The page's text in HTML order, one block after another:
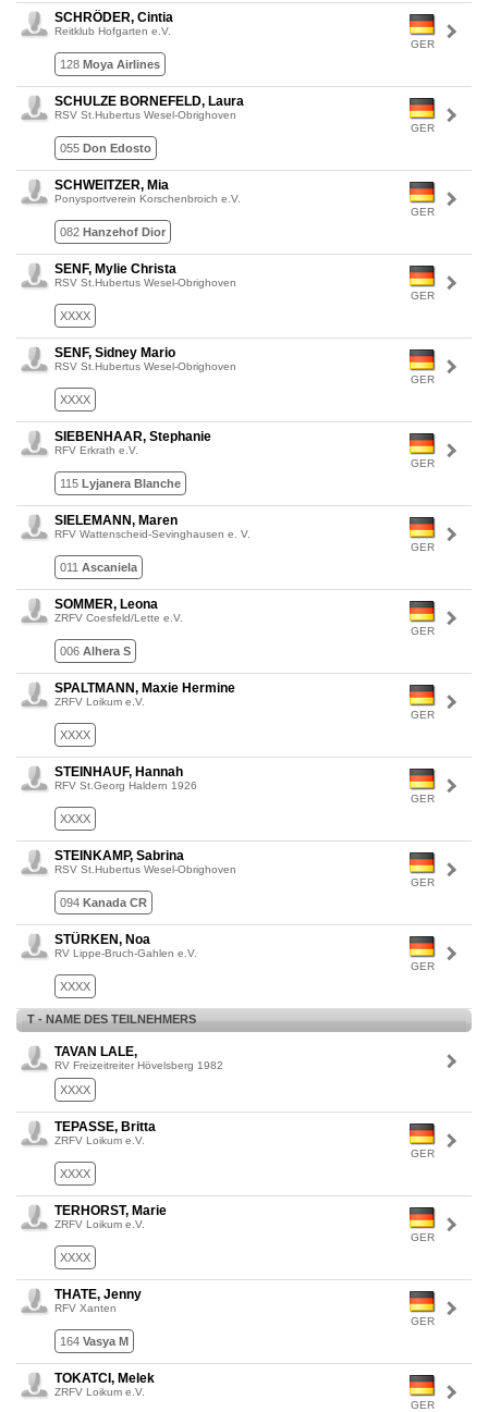
GER
SCHRÖDER, Cintia
Reitklub Hofgarten e.V.
128 Moya Airlines
GER
SCHULZE BORNEFELD, Laura
RSV St.Hubertus Wesel-Obrighoven
055 Don Edosto
GER
SCHWEITZER, Mia
Ponysportverein Korschenbroich e.V.
082 Hanzehof Dior
GER
SENF, Mylie Christa
RSV St.Hubertus Wesel-Obrighoven
XXXX
GER
SENF, Sidney Mario
RSV St.Hubertus Wesel-Obrighoven
XXXX
GER
SIEBENHAAR, Stephanie
RFV Erkrath e.V.
115 Lyjanera Blanche
GER
SIELEMANN, Maren
RFV Wattenscheid-Sevinghausen e. V.
011 Ascaniela
GER
SOMMER, Leona
ZRFV Coesfeld/Lette e.V.
006 Alhera S
GER
SPALTMANN, Maxie Hermine
ZRFV Loikum e.V.
XXXX
GER
STEINHAUF, Hannah
RFV St.Georg Haldern 1926
XXXX
GER
STEINKAMP, Sabrina
RSV St.Hubertus Wesel-Obrighoven
094 Kanada CR
GER
STÜRKEN, Noa
RV Lippe-Bruch-Gahlen e.V.
XXXX
T - NAME DES TEILNEHMERS
TAVAN LALE,
RV Freizeitreiter Hövelsberg 1982
XXXX
GER
TEPASSE, Britta
ZRFV Loikum e.V.
XXXX
GER
TERHORST, Marie
ZRFV Loikum e.V.
XXXX
GER
THATE, Jenny
RFV Xanten
164 Vasya M
GER
TOKATCI, Melek
ZRFV Loikum e.V.